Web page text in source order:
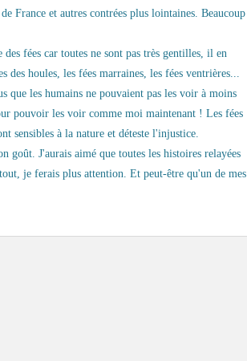
France et autres contrées plus lointaines. Beaucoup
fées car toutes ne sont pas très gentilles, il en
houles, les fées marraines, les fées ventrières...
que les humains ne pouvaient pas les voir à moins
pouvoir les voir comme moi maintenant ! Les fées
sensibles à la nature et déteste l'injustice.
goût. J'aurais aimé que toutes les histoires relayées
je ferais plus attention. Et peut-être qu'un de mes